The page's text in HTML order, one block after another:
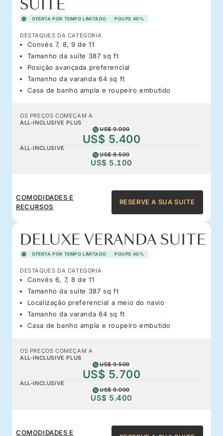
SUITE
OFERTA POR TEMPO LIMITADO POUPE 40%
DESTAQUES DA CATEGORIA
Convés 7, 8, 9 de 11
Tamanho da suíte 387 sq ft
Posição avançada preferencial
Tamanho da varanda 64 sq ft
Casa de banho ampla e roupeiro embutido
OS PREÇOS COMEÇAM A
ALL-INCLUSIVE PLUS
US$ 9.000
US$ 5.400
ALL-INCLUSIVE
US$ 8.500
US$ 5.100
COMODIDADES E
RECURSOS
RESERVE A SUA SUITE
DELUXE VERANDA SUITE
OFERTA POR TEMPO LIMITADO POUPE 40%
DESTAQUES DA CATEGORIA
Convés 6, 7, 8 de 11
Tamanho da suíte 387 sq ft
Localização preferencial a meio do navio
Tamanho da varanda 64 sq ft
Casa de banho ampla e roupeiro embutido
OS PREÇOS COMEÇAM A
ALL-INCLUSIVE PLUS
US$ 9.500
US$ 5.700
ALL-INCLUSIVE
US$ 9.000
US$ 5.400
COMODIDADES E